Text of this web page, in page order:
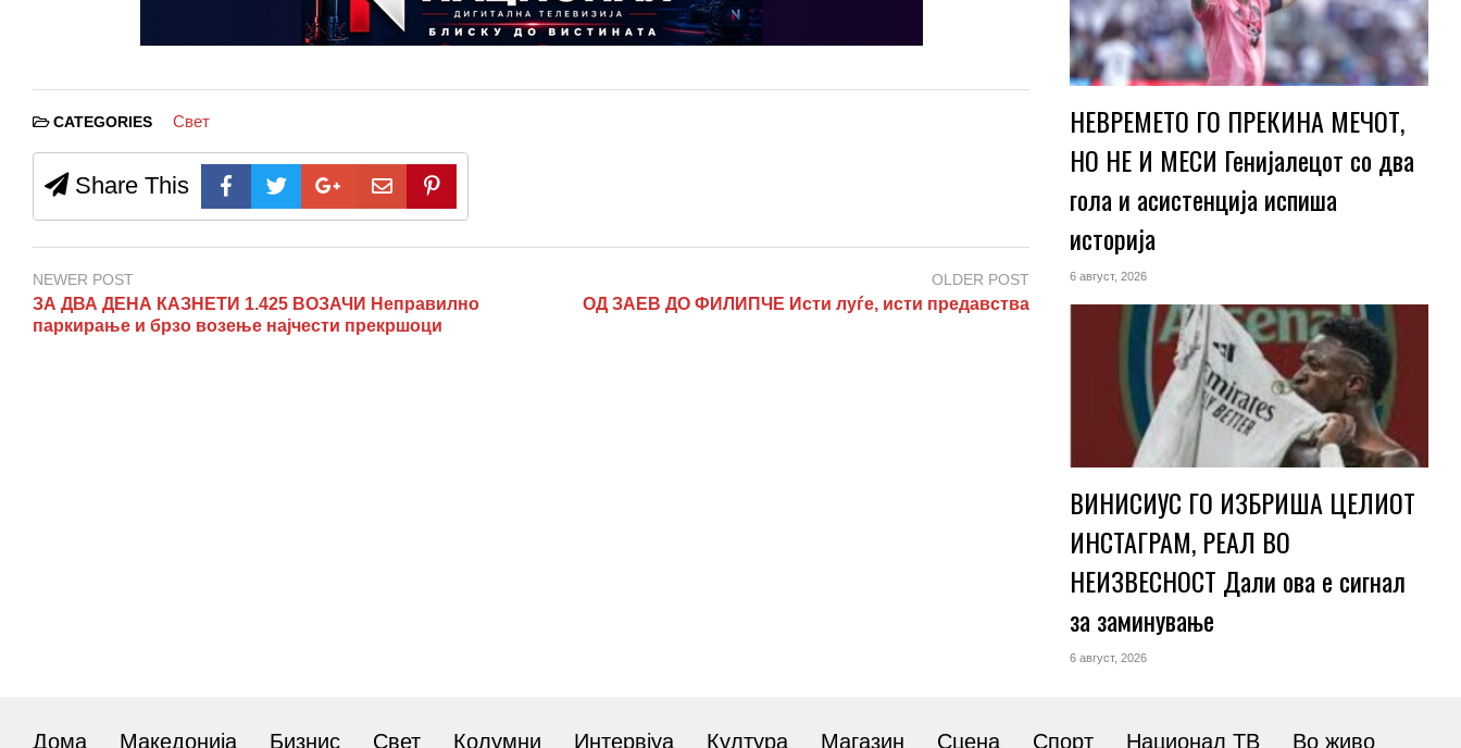
CATEGORIES Свет
Share This
NEWER POST
ЗА ДВА ДЕНА КАЗНЕТИ 1.425 ВОЗАЧИ Неправилно
паркирање и брзо возење најчести прекршоци
OLDER POST
ОД ЗАЕВ ДО ФИЛИПЧЕ Исти луѓе, исти предавства
НЕВРЕМЕТО ГО ПРЕКИНА МЕЧОТ,
НО НЕ И МЕСИ Генијалецот со два
гола и асистенција испиша
историја
6 август, 2026
ВИНИСИУС ГО ИЗБРИША ЦЕЛИОТ
ИНСТАГРАМ, РЕАЛ ВО
НЕИЗВЕСНОСТ Дали ова е сигнал
за заминување
6 август, 2026
Дома Македонија Бизнис Свет Колумни Интервјуа Култура Магазин Сцена Спорт Национал ТВ Во живо